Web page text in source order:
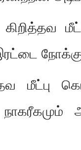
இரட்டை
மீட்பு